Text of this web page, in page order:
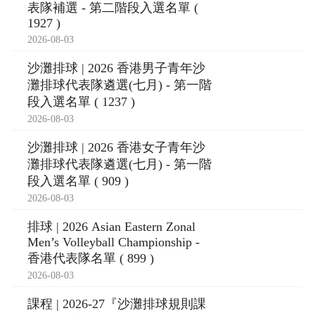
表隊補選 - 第二階段入選名單 (
1927 )
2026-08-03
沙灘排球 | 2026 香港男子青年沙
灘排球代表隊遴選(七月) - 第一階
段入選名單 ( 1237 )
2026-08-03
沙灘排球 | 2026 香港女子青年沙
灘排球代表隊遴選(七月) - 第一階
段入選名單 ( 909 )
2026-08-03
排球 | 2026 Asian Eastern Zonal
Men’s Volleyball Championship -
香港代表隊名單 ( 899 )
2026-08-03
課程 | 2026-27『沙灘排球規則課